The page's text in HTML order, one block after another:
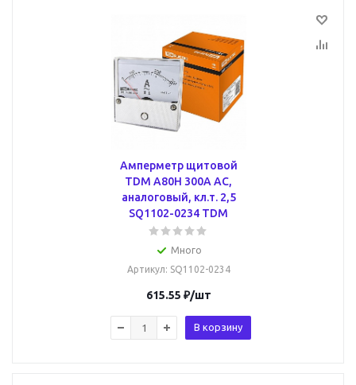
Амперметр щитовой
TDM А80Н 300А AC,
аналоговый, кл.т. 2,5
SQ1102-0234 TDM
Много
Артикул: SQ1102-0234
615.55 ₽/шт
В корзину